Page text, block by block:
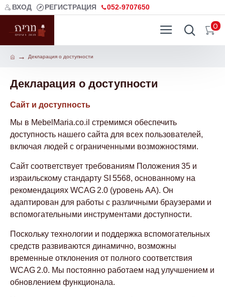
ВХОД РЕГИСТРАЦИЯ 052-9707650
0
Декларация о доступности
Декларация о доступности
Сайт и доступность
Мы в MebelMaria.co.il стремимся обеспечить
доступность нашего сайта для всех пользователей,
включая людей с ограниченными возможностями.
Сайт соответствует требованиям Положения 35 и
израильскому стандарту SI 5568, основанному на
рекомендациях WCAG 2.0 (уровень AA). Он
адаптирован для работы с различными браузерами и
вспомогательными инструментами доступности.
Поскольку технологии и поддержка вспомогательных
средств развиваются динамично, возможны
временные отклонения от полного соответствия
WCAG 2.0. Мы постоянно работаем над улучшением и
обновлением функционала.